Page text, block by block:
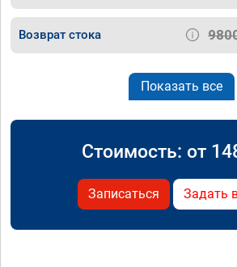
Возврат стока
Показать все
Стоимость: от
Записаться Задать